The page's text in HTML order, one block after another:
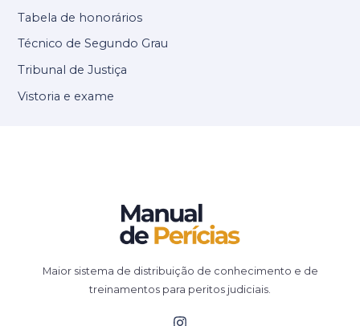
Tabela de honorários
Técnico de Segundo Grau
Tribunal de Justiça
Vistoria e exame
Maior sistema de distribuição de conhecimento e de
treinamentos para peritos judiciais.